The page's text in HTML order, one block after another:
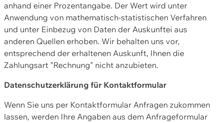
anhand einer Prozentangabe. Der Wert wird unter
Anwendung von mathematisch-statistischen Verfahren
und unter Einbezug von Daten der Auskunftei aus
anderen Quellen erhoben. Wir behalten uns vor,
entsprechend der erhaltenen Auskunft, Ihnen die
Zahlungsart "Rechnung" nicht anzubieten.
Datenschutzerklärung für Kontaktformular
Wenn Sie uns per Kontaktformular Anfragen zukommen
lassen, werden Ihre Angaben aus dem Anfrageformular